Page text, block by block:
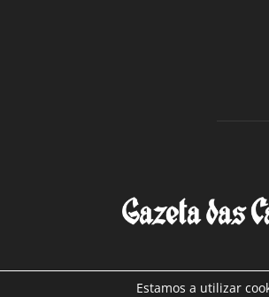
Estamos a utilizar